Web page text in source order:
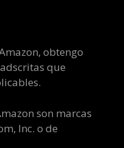
obtengo
que
son marcas
Inc. o de